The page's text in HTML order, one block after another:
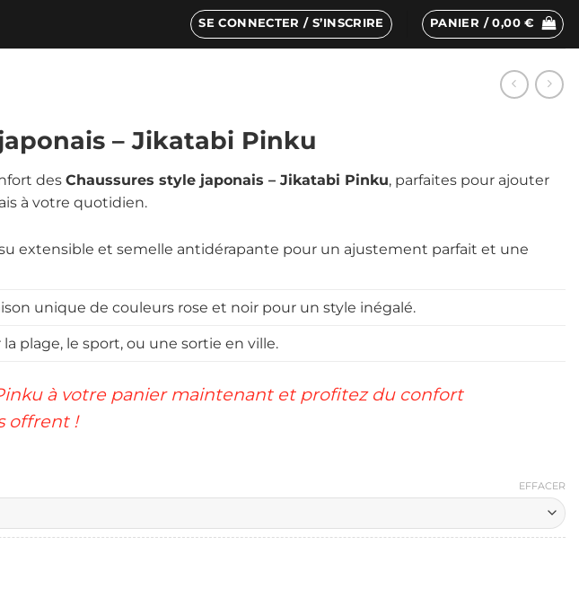
SE CONNECTER / S’INSCRIRE PANIER /0,00€
– Jikatabi Pinku
des Chaussures style japonais – Jikatabi Pinku, parfaites pour ajouter
à votre quotidien.
extensible et semelle antidérapante pour un ajustement parfait et une
unique de couleurs rose et noir pour un style inégalé.
la plage, le sport, ou une sortie en ville.
à votre panier maintenant et profitez du confort
offrent !
EFFACER
- Jikatabi Pinku